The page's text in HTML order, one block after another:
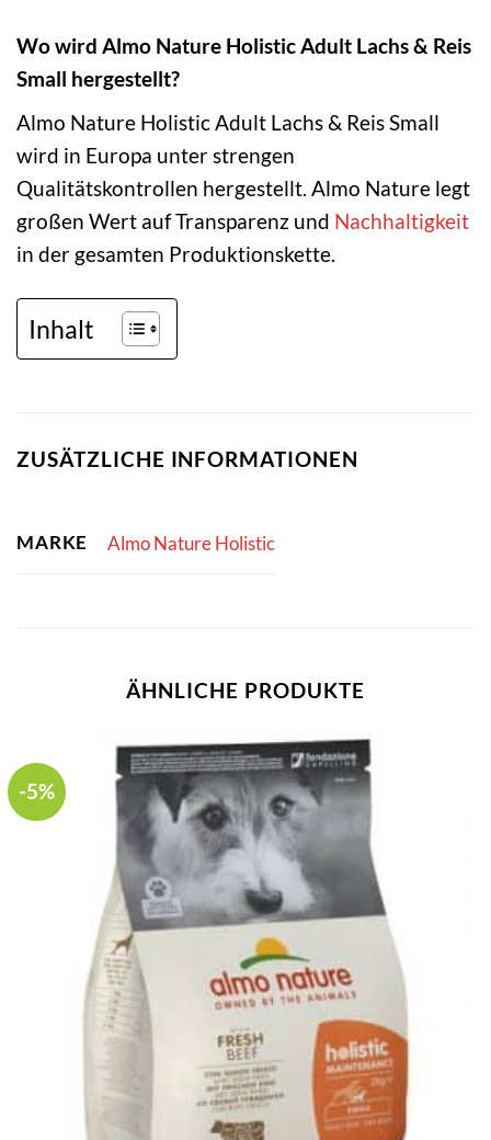
Wo wird Almo Nature Holistic Adult Lachs & Reis
Small hergestellt?
Almo Nature Holistic Adult Lachs & Reis Small
wird in Europa unter strengen
Qualitätskontrollen hergestellt. Almo Nature legt
großen Wert auf Transparenz und Nachhaltigkeit
in der gesamten Produktionskette.
Inhalt
ZUSÄTZLICHE INFORMATIONEN
MARKE Almo Nature Holistic
ÄHNLICHE PRODUKTE
-5%